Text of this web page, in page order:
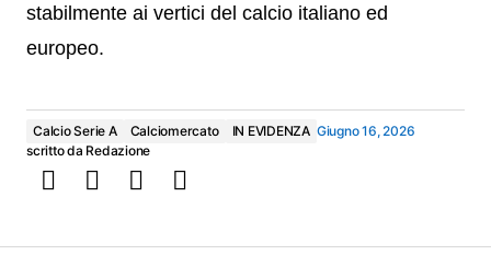
stabilmente ai vertici del calcio italiano ed
europeo.
Calcio Serie A Calciomercato IN EVIDENZA Giugno 16, 2026
scritto da Redazione